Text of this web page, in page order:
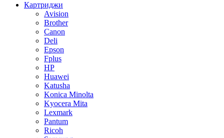
Картриджи
Avision
Brother
Canon
Deli
Epson
Fplus
HP
Huawei
Katusha
Konica Minolta
Kyocera Mita
Lexmark
Pantum
Ricoh